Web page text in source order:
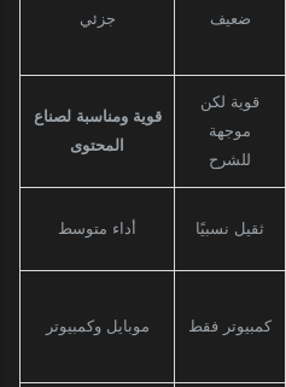
ضعيف جزئي
قوية لكن
موجهة
للشرح
قوية ومناسبة لصناع
المحتوى
ثقيل نسبيًا أداء متوسط
كمبيوتر فقط موبايل وكمبيوتر